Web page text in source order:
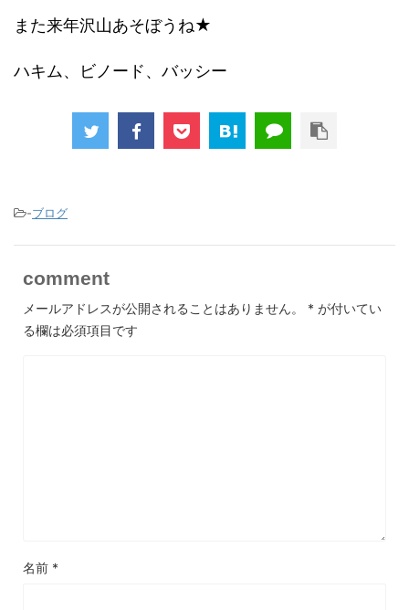
また来年沢山あそぼうね★
ハキム、ビノード、バッシー
-ブログ
comment
メールアドレスが公開されることはありません。 * が付いてい
る欄は必須項目です
名前 *